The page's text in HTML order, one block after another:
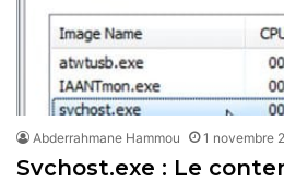
Abderrahmane Hammou 1 novembre
Svchost.exe : Le